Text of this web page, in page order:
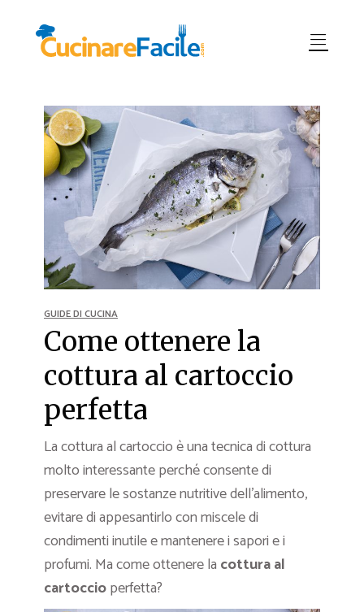
GUIDE DI CUCINA
Come ottenere la
cottura al cartoccio
perfetta
La cottura al cartoccio è una tecnica di cottura
molto interessante perché consente di
preservare le sostanze nutritive dell’alimento,
evitare di appesantirlo con miscele di
condimenti inutile e mantenere i sapori e i
profumi. Ma come ottenere la cottura al
cartoccioperfetta?